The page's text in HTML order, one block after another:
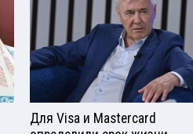
Для Visа и Mastercard